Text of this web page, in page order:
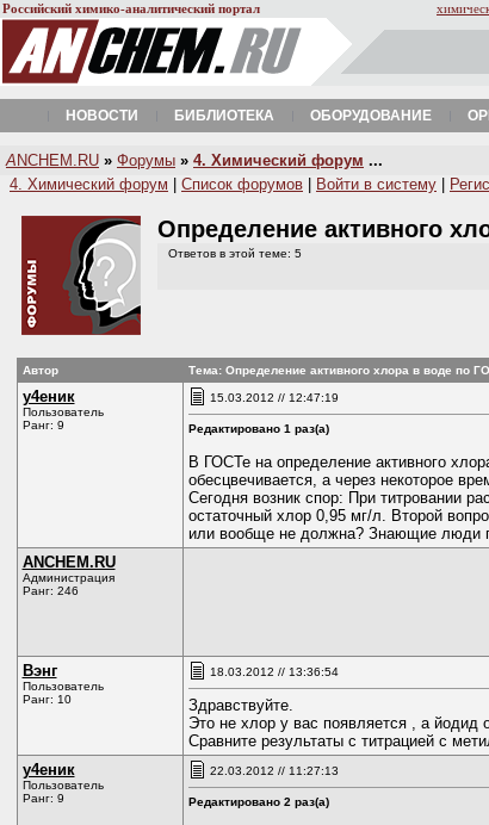
Российский химико-аналитический портал
НОВОСТИ БИБЛИОТЕКА ОБОРУДОВАНИЕ
A NCHEM.RU » Форумы » 4. Химический форум ...
4. Химический форум
Список форумов Войти в систему
Определение активного
Ответов в этой теме: 5
Автор Тема: Определение активного хлора в воде по
у4еник
Пользователь
Ранг: 9
15.03.2012 // 12:47:19
Редактировано 1 раз(а)
В ГОСТе на определение активного
обесцвечивается, а через некоторое
Сегодня возник спор: При титровании
остаточный хлор 0,95 мг/л. Второй
или вообще не должна? Знающие люди
ANCHEM.RU
Администрация
Ранг: 246
Вэнг
Пользователь
Ранг: 10
18.03.2012 // 13:36:54
Здравствуйте.
Это не хлор у вас появляется , а йодид
Сравните результаты с титрацией с
у4еник
Пользователь
Ранг: 9
22.03.2012 // 11:27:13
Редактировано 2 раз(а)